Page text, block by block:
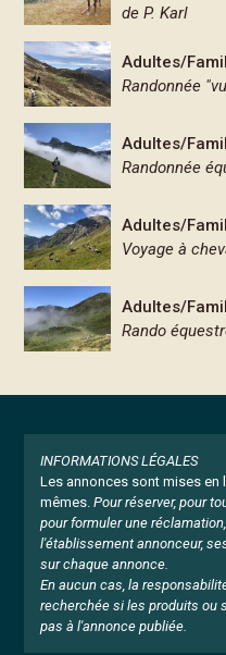
de P. Karl
Adultes/
Randonnée
Adultes/
Randonnée
Adultes/
Voyage à
Adultes/
Rando
INFORMATIONS LÉGALES
Les annonces sont mises en
mêmes. Pour réserver, pour
pour formuler une
l'établissement annonceur,
sur chaque annonce.
En aucun cas, la
recherchée si les produits ou
pas à l'annonce publiée.